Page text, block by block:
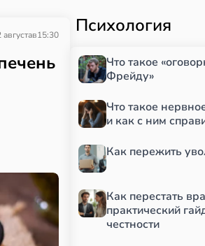
августав15:30 Психология
Что такое
Фрейду»
Что такое
и как с ним
Как пережить
Как перестать
практический
честности